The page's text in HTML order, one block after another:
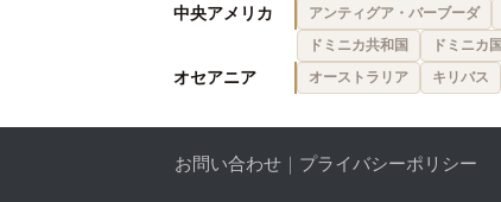
中央アメリカ アンティグア・バーブーダ
ドミニカ共和国
ドミニカ国
オセアニア オーストラリア キリバス
お問い合わせ ｜ プライバシーポリシー